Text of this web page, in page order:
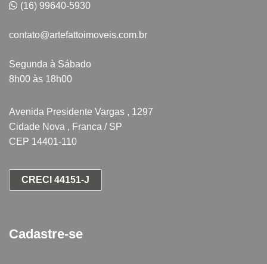
(16) 99640-5930
contato@artefattoimoveis.com.br
Segunda à Sábado
8h00 às 18h00
Avenida Presidente Vargas , 1297
Cidade Nova , Franca / SP
CEP 14401-110
CRECI 44151-J
Cadastre-se